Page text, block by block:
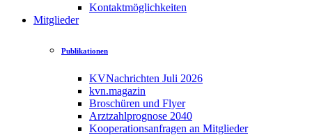
Kontaktmöglichkeiten
Mitglieder
Publikationen
KVNachrichten Juli 2026
kvn.magazin
Broschüren und Flyer
Arztzahlprognose 2040
Kooperationsanfragen an Mitglieder